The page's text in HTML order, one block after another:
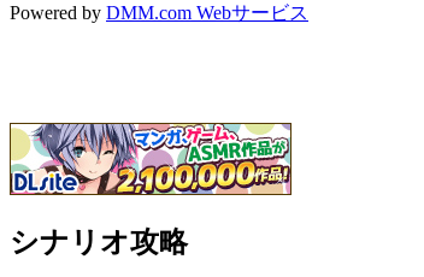
Powered by DMM.com Webサービス
シナリオ攻略